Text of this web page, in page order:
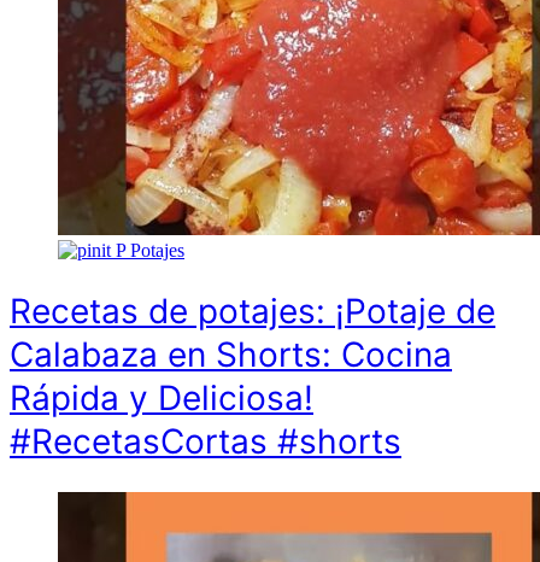
P Potajes
Recetas de potajes: ¡Potaje de
Calabaza en Shorts: Cocina
Rápida y Deliciosa!
#RecetasCortas #shorts